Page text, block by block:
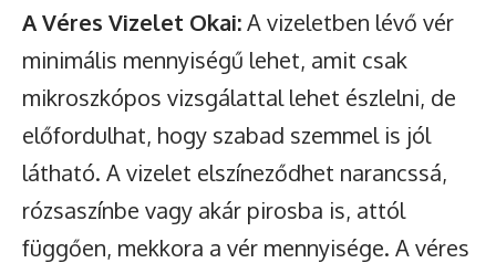
A Véres Vizelet Okai:A vizeletben lévő vér
minimális mennyiségű lehet, amit csak
mikroszkópos vizsgálattal lehet észlelni, de
előfordulhat, hogy szabad szemmel is jól
látható. A vizelet elszíneződhet narancssá,
rózsaszínbe vagy akár pirosba is, attól
függően, mekkora a vér mennyisége. A véres